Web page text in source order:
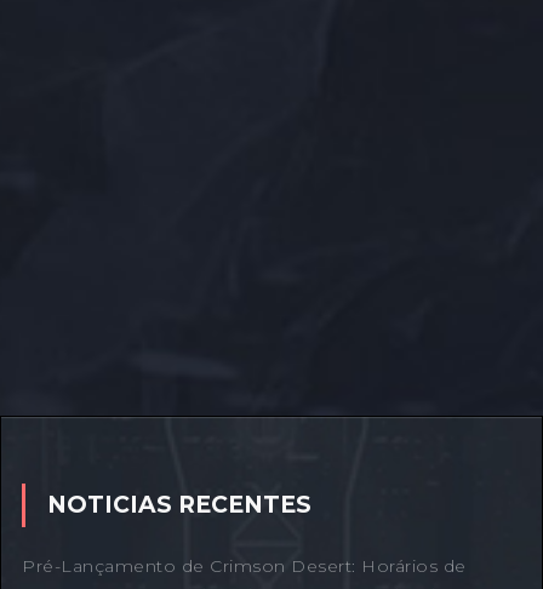
NOTICIAS RECENTES
Pré-Lançamento de Crimson Desert: Horários de